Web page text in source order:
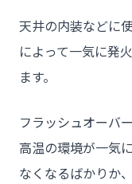
- 介護施設事業者
- 不動産管理会社
- 施工事例
天井の内装などに
によって一気に発
ます。
フラッシュオーバ
高温の環境が一気
なくなるばかりか、